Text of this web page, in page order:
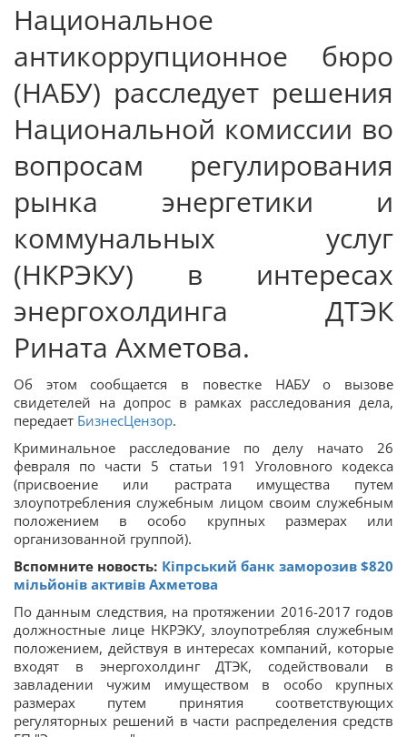
Национальное
антикоррупционное бюро
(НАБУ) расследует решения
Национальной комиссии во
вопросам регулирования
рынка энергетики и
коммунальных услуг
(НКРЭКУ) в интересах
энергохолдинга ДТЭК
Рината Ахметова.
Об этом сообщается в повестке НАБУ о вызове
свидетелей на допрос в рамках расследования дела,
передает БизнесЦензор.
Криминальное расследование по делу начато 26
февраля по части 5 статьи 191 Уголовного кодекса
(присвоение или растрата имущества путем
злоупотребления служебным лицом своим служебным
положением в особо крупных размерах или
организованной группой).
Вспомните новость: Кіпрський банк заморозив $820
мільйонів активів Ахметова
По данным следствия, на протяжении 2016-2017 годов
должностные лице НКРЭКУ, злоупотребляя служебным
положением, действуя в интересах компаний, которые
входят в энергохолдинг ДТЭК, содействовали в
завладении чужим имуществом в особо крупных
размерах путем принятия соответствующих
регуляторных решений в части распределения средств